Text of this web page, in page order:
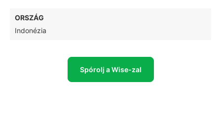
ORSZÁG
Indonézia
Spórolj a Wise-zal